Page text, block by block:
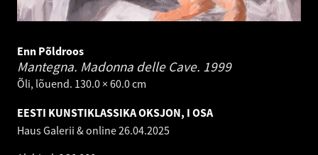
Enn Põldroos
Mantegna. Madonna delle Cave. 1999
Õli, lõuend. 130.0 × 60.0 cm
EESTI KUNSTIKLASSIKA OKSJON, I OSA
Haus Galerii & online26.04.2025